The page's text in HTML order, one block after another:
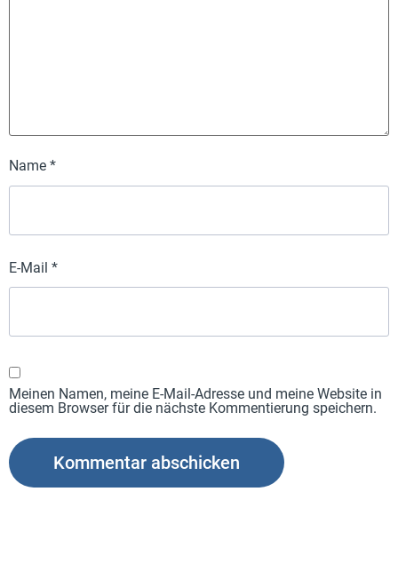
Name *
E-Mail *
Meinen Namen, meine E-Mail-Adresse und meine Website in
diesem Browser für die nächste Kommentierung speichern.